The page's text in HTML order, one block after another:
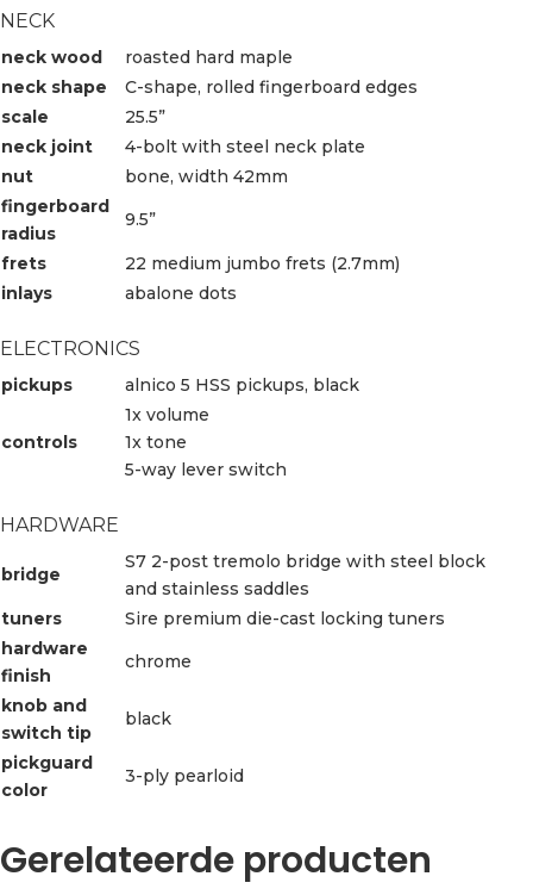
NECK
neck wood
roasted hard maple
neck shape
C-shape, rolled fingerboard edges
scale
25.5”
neck joint
4-bolt with steel neck plate
nut
bone, width 42mm
fingerboard
radius
9.5”
frets
22 medium jumbo frets (2.7mm)
inlays
abalone dots
ELECTRONICS
pickups alnico 5 HSS pickups, black
controls
1x volume
1x tone
5-way lever switch
HARDWARE
bridge
S7 2-post tremolo bridge with steel block
and stainless saddles
tuners
Sire premium die-cast locking tuners
hardware
finish
chrome
knob and
switch tip
black
pickguard
color
3-ply pearloid
Gerelateerde producten